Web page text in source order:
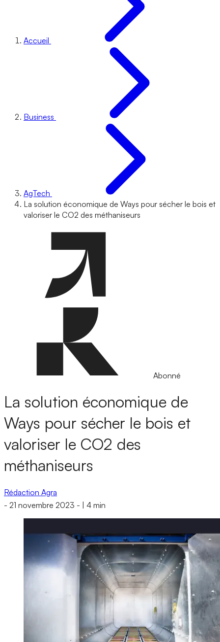
Accueil
Business
AgTech
La solution économique de Ways pour sécher le bois et
valoriser le CO2 des méthaniseurs
Abonné
La solution économique de
Ways pour sécher le bois et
valoriser le CO2 des
méthaniseurs
Rédaction Agra
- 21 novembre 2023 - 4 min